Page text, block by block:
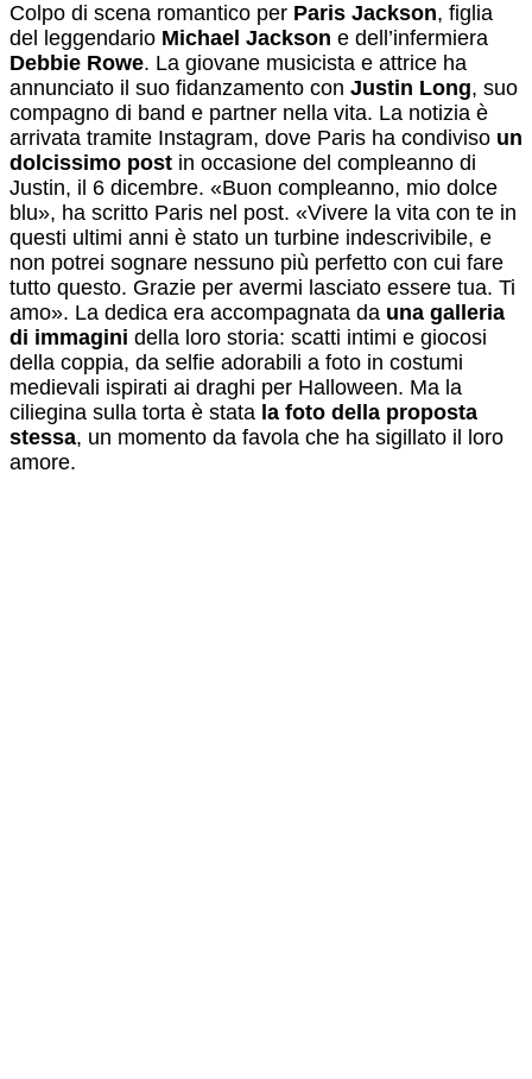
Colpo di scena romantico per Paris Jackson, figlia
del leggendario Michael Jackson e dell’infermiera
Debbie Rowe. La giovane musicista e attrice ha
annunciato il suo fidanzamento con Justin Long, suo
compagno di band e partner nella vita. La notizia è
arrivata tramite Instagram, dove Paris ha condiviso un
dolcissimo post in occasione del compleanno di
Justin, il 6 dicembre. «Buon compleanno, mio dolce
blu», ha scritto Paris nel post. «Vivere la vita con te in
questi ultimi anni è stato un turbine indescrivibile, e
non potrei sognare nessuno più perfetto con cui fare
tutto questo. Grazie per avermi lasciato essere tua. Ti
amo». La dedica era accompagnata da una galleria
di immagini della loro storia: scatti intimi e giocosi
della coppia, da selfie adorabili a foto in costumi
medievali ispirati ai draghi per Halloween. Ma la
ciliegina sulla torta è stata la foto della proposta
stessa, un momento da favola che ha sigillato il loro
amore.